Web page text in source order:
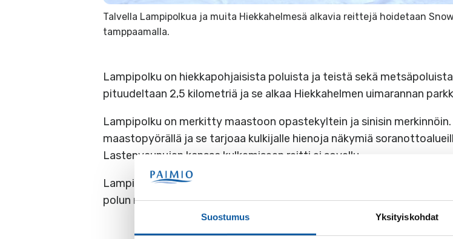
Suostumus Yksityiskohdat
Talvella Lampipolkua ja muita Hiekkahelmesä alkavia reittejä hoidetaan
tamppaamalla.
Lampipolku on hiekkapohjaisista poluista ja teistä sekä
pituudeltaan 2,5 kilometriä ja se alkaa Hiekkahelmen uimarannan
Lampipolku on merkitty maastoon opastekyltein ja sinisin
maastopyörällä ja se tarjoaa kulkijalle hienoja näkymiä
Lastenvaunujen kanssa kulkemiseen reitti ei sovellu.
Lampipolku kulkee osittain Paimion polkua pitkin ja toimii mainiona
polun noin kymmenen kilometrin mittaisena Hiekkahelmen